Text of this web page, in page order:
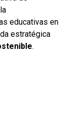
educativas en
estratégica
.